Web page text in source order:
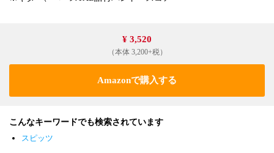
¥ 3,520
（本体 3,200+税）
Amazonで購入する
こんなキーワードでも検索されています
スピッツ